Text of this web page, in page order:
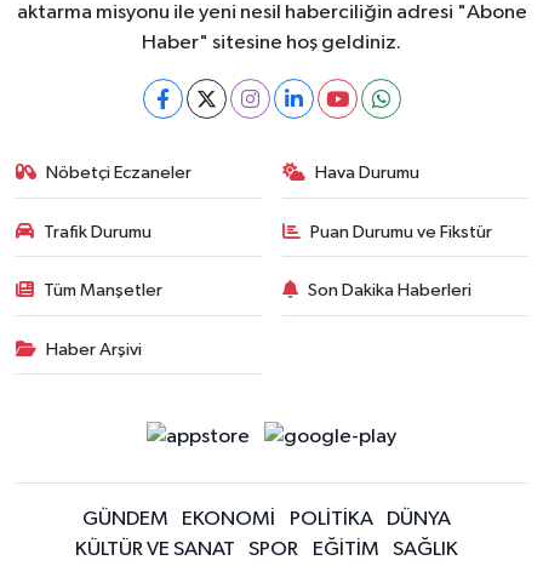
aktarma misyonu ile yeni nesil haberciliğin adresi "Abone
Haber" sitesine hoş geldiniz.
Nöbetçi Eczaneler Hava Durumu
Trafik Durumu Puan Durumu ve Fikstür
Tüm Manşetler Son Dakika Haberleri
Haber Arşivi
GÜNDEM EKONOMİ POLİTİKA
DÜNYA
KÜLTÜR VE SANAT
SPOR EĞİTİM SAĞLIK